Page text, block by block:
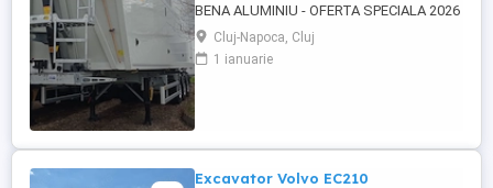
BENA ALUMINIU - OFERTA SPECIALA 2026
!! - VEHICULE NOI - ( pe stoc SAU în
fabricație ZASLAW - cu termen SCURT de
livrare ) DESCRIERE VEHICULE : -
Cluj-Napoca, Cluj
1 ianuarie
Excavator Volvo EC210